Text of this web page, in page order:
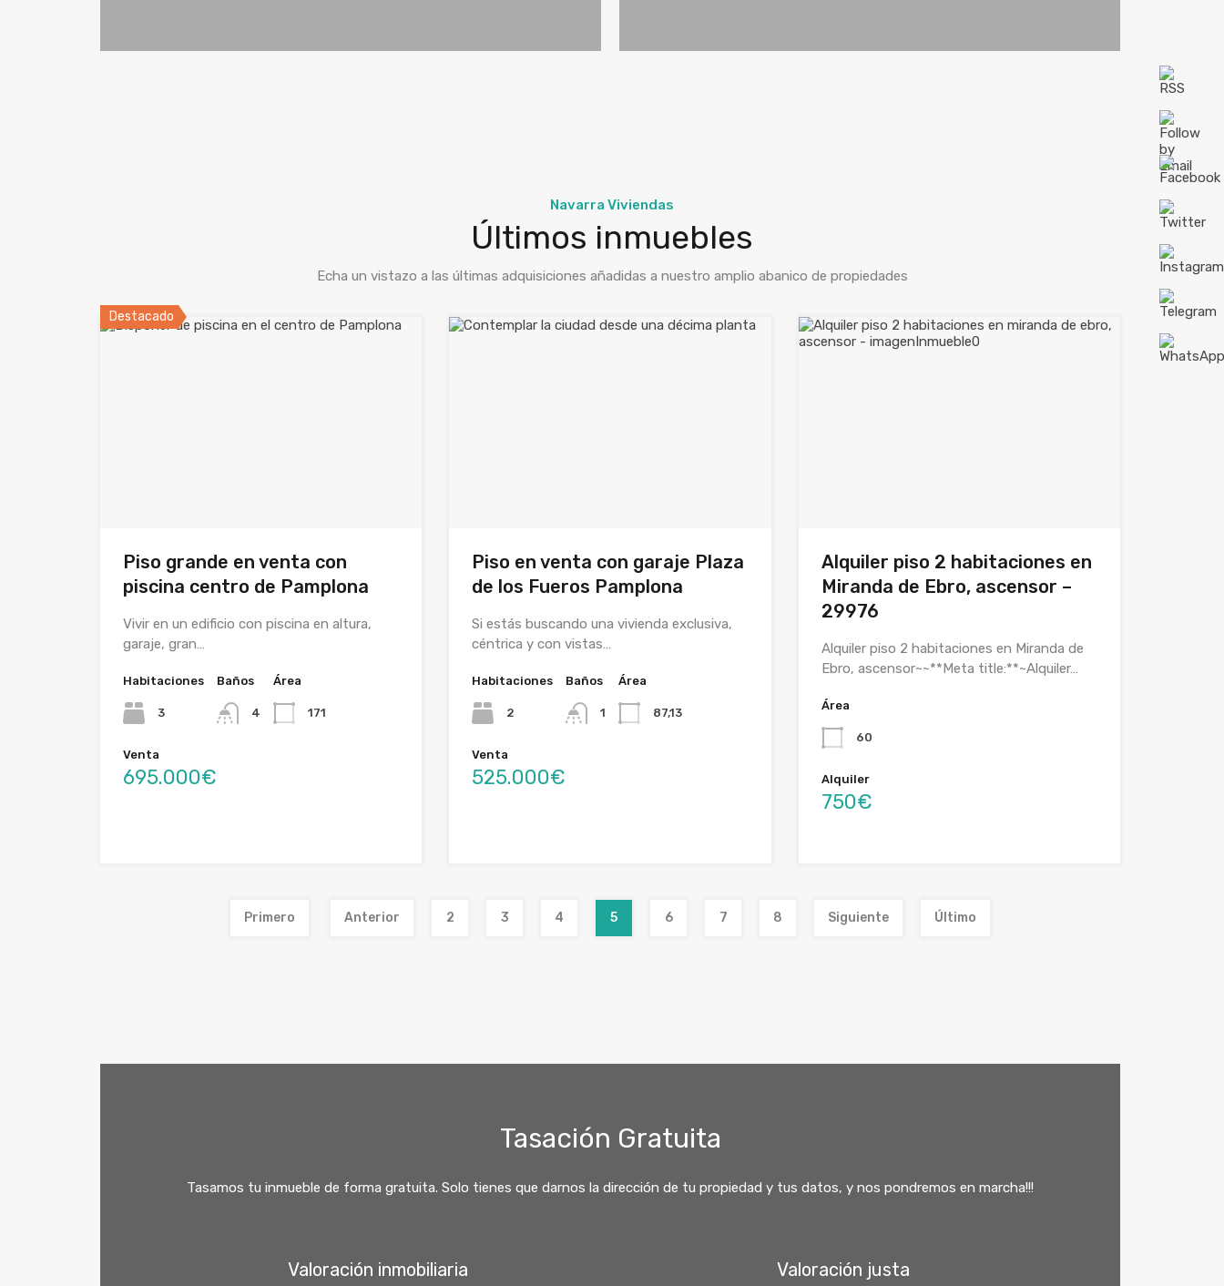
Navarra Viviendas
Últimos inmuebles
Echa un vistazo a las últimas adquisiciones añadidas a nuestro amplio abanico de propiedades
Destacado
Piso grande en venta con
piscina centro de Pamplona
Vivir en un edificio con piscina en altura,
garaje, gran…
Habitaciones
3
Baños
4
Área
171
Venta
695.000€
Piso en venta con garaje Plaza
de los Fueros Pamplona
Si estás buscando una vivienda exclusiva,
céntrica y con vistas…
Habitaciones
2
Baños
1
Área
87,13
Venta
525.000€
Alquiler piso 2 habitaciones en
Miranda de Ebro, ascensor –
29976
Alquiler piso 2 habitaciones en Miranda de
Ebro, ascensor~~**Meta title:**~Alquiler…
Área
60
Alquiler
750€
Primero Anterior 2 3 4 5 6 7 8 Siguiente Último
Tasación Gratuita
Tasamos tu inmueble de forma gratuita. Solo tienes que darnos la dirección de tu propiedad y tus datos, y nos pondremos en marcha!!!
Valoración inmobiliaria Valoración justa